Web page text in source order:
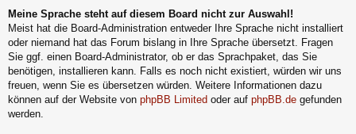
Meine Sprache steht auf diesem Board nicht zur Auswahl!
Meist hat die Board-Administration entweder Ihre Sprache nicht installiert
oder niemand hat das Forum bislang in Ihre Sprache übersetzt. Fragen
Sie ggf. einen Board-Administrator, ob er das Sprachpaket, das Sie
benötigen, installieren kann. Falls es noch nicht existiert, würden wir uns
freuen, wenn Sie es übersetzen würden. Weitere Informationen dazu
können auf der Website von phpBB Limited oder auf phpBB.de gefunden
werden.